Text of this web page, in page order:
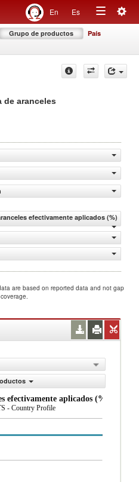
En Es
Toggle
Grupo de productos País
de aranceles
efectivamente aplicados (%)
are based on reported data and not gap
efectivamente aplicados (%)
- Country Profile